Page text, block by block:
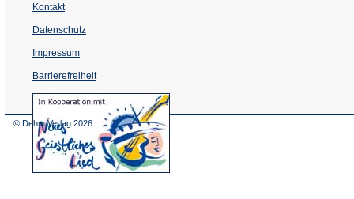
Kontakt
Datenschutz
Impressum
Barrierefreiheit
(Öffnet
in
© Dehm Verlag 2026